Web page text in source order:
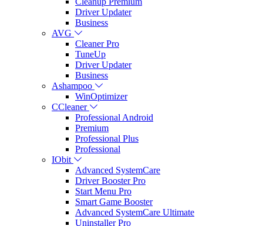
Driver Updater
Business
AVG
Cleaner Pro
TuneUp
Driver Updater
Business
Ashampoo
WinOptimizer
CCleaner
Professional Android
Premium
Professional Plus
Professional
IObit
Advanced SystemCare
Driver Booster Pro
Start Menu Pro
Smart Game Booster
Advanced SystemCare Ultimate
Uninstaller Pro